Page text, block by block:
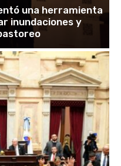
una herramienta
inundaciones y